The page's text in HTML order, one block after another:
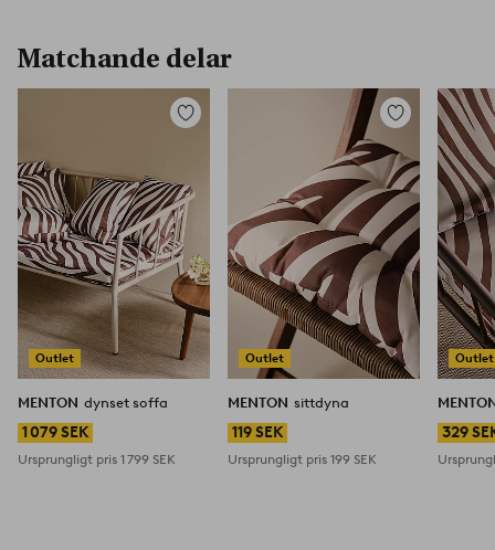
Matchande delar
Outlet
Lägg
MENTON dynset soffa
1 079 SEK
Ursprungligt pris 1 799 SEK
Outlet
Lägg
i
favoriter
MENTON sittdyna
119 SEK
Ursprungligt pris199 SEK
Outlet
329